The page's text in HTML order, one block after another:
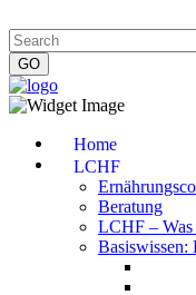
Home
LCHF
Beratung
LCHF – Was